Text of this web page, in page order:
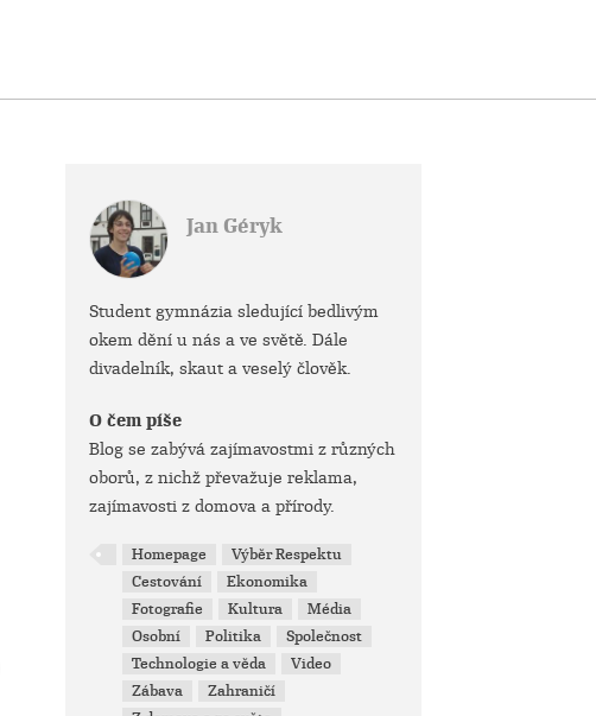
Jan Géryk
Student gymnázia sledující bedlivým
okem dění u nás a ve světě. Dále
divadelník, skaut a veselý člověk.
O čem píše
Blog se zabývá zajímavostmi z různých
oborů, z nichž převažuje reklama,
zajímavosti z domova a přírody.
Homepage
Výběr Respektu
Cestování
Ekonomika
Fotografie
Kultura
Média
Osobní
Politika
Společnost
Technologie a věda
Video
Zábava
Zahraničí